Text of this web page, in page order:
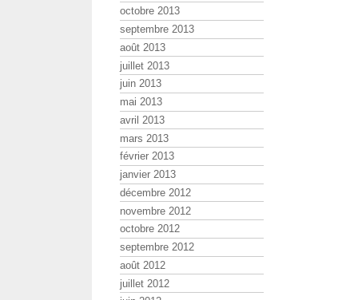
octobre 2013
septembre 2013
août 2013
juillet 2013
juin 2013
mai 2013
avril 2013
mars 2013
février 2013
janvier 2013
décembre 2012
novembre 2012
octobre 2012
septembre 2012
août 2012
juillet 2012